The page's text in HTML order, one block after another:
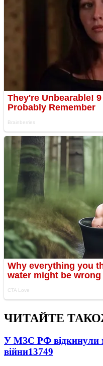
ЧИТАЙТЕ
У МЗС РФ відкинули
війни13749